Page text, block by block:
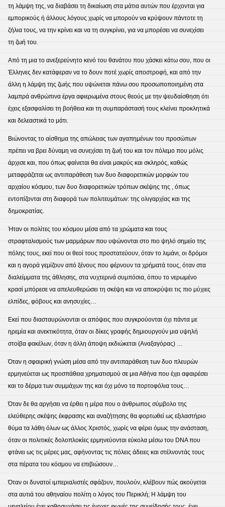
τη λάμψη της, να διαβάσει τη δικαίωση στα μάτια αυτών που έρχονται για
εμπορικούς ή άλλους λόγους χωρίς να μπορούν να κρύψουν πάντοτε τη
ζήλια τους, να την κρίνει και να τη συγκρίνει, για να μπορέσει να συνεχίσει
τη ζωή του.
Από τη μια το ανεξερεύνητο κενό του θανάτου που χάσκει κάτω σου, που οι
Έλληνες δεν κατάφεραν να το δουν ποτέ χωρίς αποστροφή, και από την
άλλη η λάμψη της ζωής που υψώνεται πάνω σου προσωποποιημένη στα
λαμπρά ανθρώπινα έργα αφιερωμένα στους θεούς με την ψευδαίσθηση ότι
έχεις εξασφαλίσει τη βοήθεια και τη συμπαράστασή τους κλείνει προκλητικά
και δελεαστικά το μάτι.
Bιώνοντας το αίσθημα της απώλειας των αγαπημένων του προσώπων
πρέπει να βρει δύναμη να συνεχίσει τη ζωή του και τον πόλεμο που μόλις
άρχισε και, που όπως φαίνεται θα είναι μακρύς και σκληρός, καθώς
μεταφράζεται ως αντιπαράθεση των δυο διαφορετικών μορφών του
αρχαίου κόσμου, των δυο διαφορετικών τρόπων σκέψης της , όπως
εντοπίζονται στη διαφορά των πολιτευμάτων: της ολιγαρχίας και της
δημοκρατίας.
Ήταν οι πολίτες του κόσμου μέσα από τα χρώματα και τους
στραφταλισμούς των μαρμάρων που υψώνονται στο πιο ψηλό σημείο της
πόλης τους, εκεί που οι θεοί τους προστατεύουν, όταν το λιμάνι, οι δρόμοι
και η αγορά γεμίζουν από ξένους που φέρνουν τα χρήματά τους, όταν στα
διαλείμματα της άθλησης, στα νυχτερινά συμπόσια, όπου το νερωμένο
κρασί μπόρεσε να απελευθερώσει τη σκέψη και να αποκρύψει τις πιο μύχιες
ελπίδες, φόβους και ανησυχίες…
Εκεί που διασταυρώνονται οι απόψεις που συγκρούονται όχι πάντα με
ηρεμία και ανεκτικότητα, όταν οι δίκες γραφής δημιουργούν μια υψηλή
στοίβα φακέλων, όταν η άλλη άποψη εκδιώκεται (Αναξαγόρας) …
Όταν η σφαιρική γνώση μέσα από την αντιπαράθεση των δυο πλευρών
ερμηνεύεται ως προσπάθεια χρηματισμού σε μια Αθήνα που έχει αφαιρέσει
και το δέρμα των συμμάχων της και όχι μόνο τα πορτοφόλια τους…
Όταν δε θα αργήσει να έρθει η μέρα που ο άνθρωπος σύμβολο της
ελεύθερης σκέψης έκφρασης και αναζήτησης θα φορτωθεί ως εξιλαστήριο
θύμα τα λάθη όλων ως άλλος Χριστός, χωρίς να φέρει όμως την ανάσταση,
όταν οι πολιτικές δολοπλοκίες ερμηνεύονται εύκολα μέσω του DNA που
φτάνει ως τις μέρες μας, αφήνοντας τις πόλεις άδειες και στέλνοντάς τους
στα πέρατα του κόσμου να επιβιώσουν…
Όταν οι δυνατοί ιμπεριαλιστές σφάζουν, πουλούν, κλέβουν πώς ακούγεται
στα αυτιά του αθηναίου πολίτη ο λόγος του Περικλή; Η λάμψη του